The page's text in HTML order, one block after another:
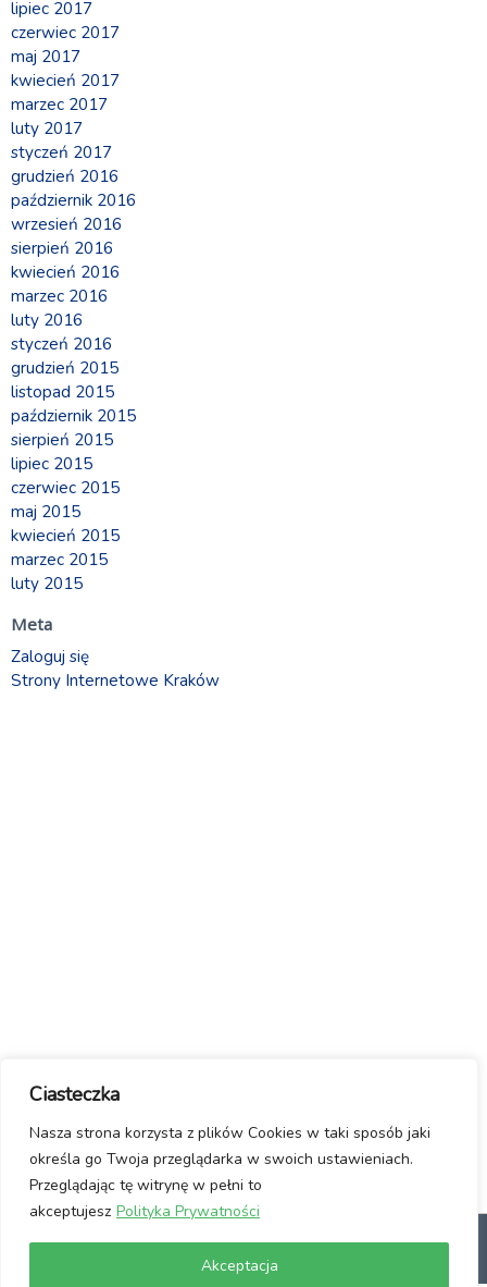
Ciasteczka
Nasza strona korzysta z plików Cookies w taki sposób jaki
określa go Twoja przeglądarka w swoich ustawieniach.
Przeglądając tę witrynę w pełni to
akceptujesz Polityka Prywatności
Akceptacja
lipiec 2017
czerwiec 2017
maj 2017
kwiecień 2017
marzec 2017
luty 2017
styczeń 2017
grudzień 2016
październik 2016
wrzesień 2016
sierpień 2016
kwiecień 2016
marzec 2016
luty 2016
styczeń 2016
grudzień 2015
listopad 2015
październik 2015
sierpień 2015
lipiec 2015
czerwiec 2015
maj 2015
kwiecień 2015
marzec 2015
luty 2015
Meta
Zaloguj się
Strony Internetowe Kraków
Usuwanie wirusów ze stron www